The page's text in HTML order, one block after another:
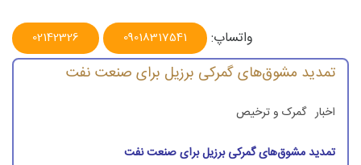
واتساپ: 09018317541
02142326
تمدید مشوق‌های گمركی برزیل برای صنعت نفت
اخبار گمرک و ترخیص
تمدید مشوق‌های گمركی برزیل برای صنعت نفت